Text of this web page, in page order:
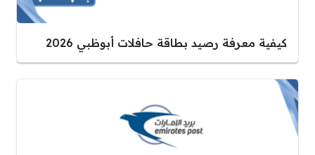
كيفية معرفة رصيد بطاقة حافلات أبوظبي 2026